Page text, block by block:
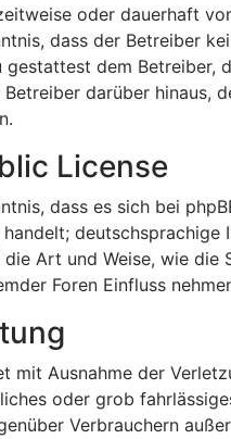
oder dauerhaft
dass der Betreiber
gestattest dem Betreiber,
darüber hinaus,
License
dass es sich bei
die Art und Weise, wie
Foren Einfluss
mit Ausnahme der
oder grob
Verbrauchern